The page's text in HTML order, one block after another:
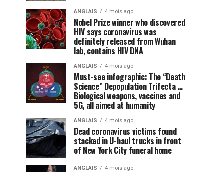
ANGLAIS 4 mois ago
Nobel Prize winner who discovered
HIV says coronavirus was
definitely released from Wuhan
lab, contains HIV DNA
ANGLAIS 4 mois ago
Must-see infographic: The “Death
Science” Depopulation Trifecta …
Biological weapons, vaccines and
5G, all aimed at humanity
ANGLAIS 4 mois ago
Dead coronavirus victims found
stacked in U-haul trucks in front
of New York City funeral home
ANGLAIS 4 mois ago